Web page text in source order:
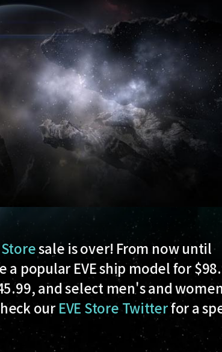
Storesale is over! From now until
a popular EVE ship model for
and select men's and
ourEVE Store Twitterfor a